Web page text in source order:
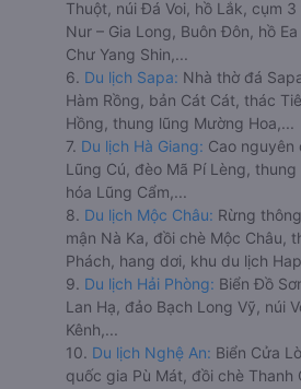
Thuột, núi Đá Voi, hồ Lắk, cụm
Nur – Gia Long, Buôn Đôn, hồ
Chư Yang Shin,...
6. Du lịch Sapa: Nhà thờ đá
Hàm Rồng, bản Cát Cát, thác
Hồng, thung lũng Mường Hoa,...
7. Du lịch Hà Giang: Cao nguyên
Lũng Cú, đèo Mã Pí Lèng,
hóa Lũng Cẩm,...
8. Du lịch Mộc Châu: Rừng
mận Nà Ka, đồi chè Mộc Châu,
Phách, hang dơi, khu du lịch
9. Du lịch Hải Phòng: Biển Đồ
Lan Hạ, đảo Bạch Long Vỹ, núi
Kênh,...
10. Du lịch Nghệ An: Biển Cửa
quốc gia Pù Mát, đồi chè Thanh